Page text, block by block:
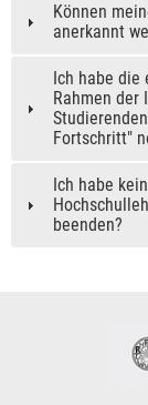
Können
anerkannt
Ich habe die
Rahmen der
Fortschritt"
Ich habe
beenden?